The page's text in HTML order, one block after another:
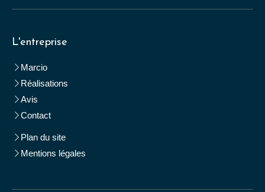
L'entreprise
Marcio
Réalisations
Avis
Contact
Plan du site
Mentions légales